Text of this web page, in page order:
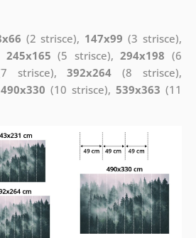
(2 strisce), 147x99 (3 strisce),
245x165 (5 strisce),294x198 (6
strisce),392x264 (8 strisce),
490x330 (10 strisce),539x363 (11